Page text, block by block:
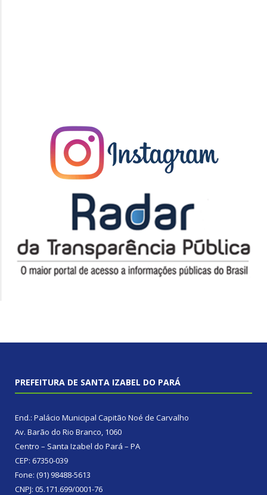
PREFEITURA DE SANTA IZABEL DO PARÁ
End.: Palácio Municipal Capitão Noé de Carvalho
Av. Barão do Rio Branco, 1060
Centro – Santa Izabel do Pará – PA
CEP: 67350-039
Fone: (91) 98488-5613
CNPJ: 05.171.699/0001-76